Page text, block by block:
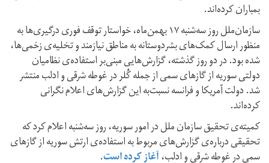
بمباران کرده‌اند.
سازمان‌ملل روز سه‌شنبه ۱۷ بهمن‌ماه، خواستار توقف فوری درگیری‌ها به
منظور ارسال کمک‌های بشردوستانه به مناطق نیازمند و تخلیه‌ی زخمی‌ها،
شده بود. در دو روز گذشته، گزارش‌هایی مبنی‌بر استفاده‌ی نظامیان
دولتی سوریه از گازهای سمی از جمله کُلر در غوطه شرقی و ادلب منتشر
شد. دولت آمریکا و فرانسه نسبت‌به این گزارش‌های اعلام نگرانی
کرده‌اند.
کمیته‌ی تحقیق سازمان ملل در امور سوریه، روز سه‌شنبه اعلام کرد که
تحقیقی درباره‌ی گزارش‌های مربوط به استفاده‌ی ارتش سوریه از گازهای
سمی در غوطه شرقی و ادلب،آغاز کرده است.